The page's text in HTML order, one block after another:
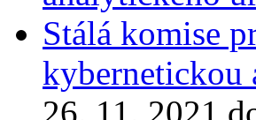
Stálá komise
kybernetickou
26. 11. 2021